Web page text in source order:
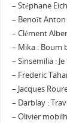
– Stéphane
– Benoît
– Clément
– Mika : Boum
– Sinsemilia :
– Frederic
– Jacques
– Darblay :
– Olivier